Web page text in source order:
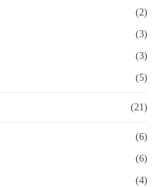
(2)
(3)
(3)
(5)
(21)
(6)
(6)
(4)